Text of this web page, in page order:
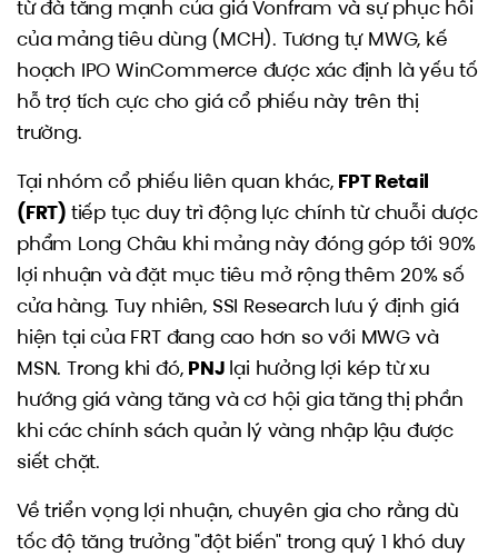
từ đà tăng mạnh của giá Vonfram và sự phục hồi
của mảng tiêu dùng (MCH). Tương tự MWG, kế
hoạch IPO WinCommerce được xác định là yếu tố
hỗ trợ tích cực cho giá cổ phiếu này trên thị
trường.
Tại nhóm cổ phiếu liên quan khác, FPT Retail
(FRT) tiếp tục duy trì động lực chính từ chuỗi dược
phẩm Long Châu khi mảng này đóng góp tới 90%
lợi nhuận và đặt mục tiêu mở rộng thêm 20% số
cửa hàng. Tuy nhiên, SSI Research lưu ý định giá
hiện tại của FRT đang cao hơn so với MWG và
MSN. Trong khi đó, PNJ lại hưởng lợi kép từ xu
hướng giá vàng tăng và cơ hội gia tăng thị phần
khi các chính sách quản lý vàng nhập lậu được
siết chặt.
Về triển vọng lợi nhuận, chuyên gia cho rằng dù
tốc độ tăng trưởng "đột biến" trong quý 1 khó duy